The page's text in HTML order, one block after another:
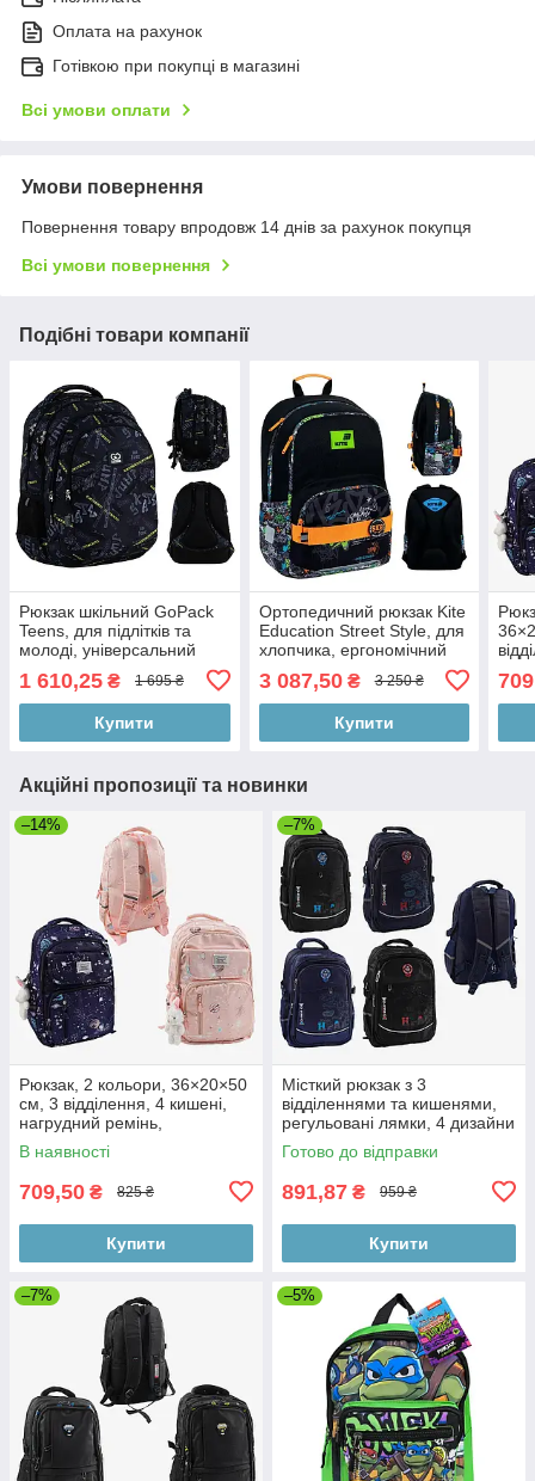
Оплата на рахунок
Готівкою при покупці в магазині
Всі умови оплати
Умови повернення
Повернення товару впродовж 14 днів за рахунок покупця
Всі умови повернення
Подібні товари компанії
Рюкзак шкільний GoPack
Teens, для підлітків та
молоді, універсальний
1 610,25 ₴ 1 695 ₴
Купити
Ортопедичний рюкзак Kite
Education Street Style, для
хлопчика, ергономічний
3 087,50₴ 3 250 ₴
Купити
Акційні пропозиції та новинки
–14%
Рюкзак, 2 кольори, 36×20×50
см, 3 відділення, 4 кишені,
нагрудний ремінь,
регульовані лямки, на змійці,
у
В наявності
709,50 ₴ 825 ₴
Купити
–7%
Місткий рюкзак з 3
відділеннями та кишенями,
регульовані лямки, 4 дизайни
Готово до відправки
891,87 ₴ 959 ₴
Купити
–7% –5%